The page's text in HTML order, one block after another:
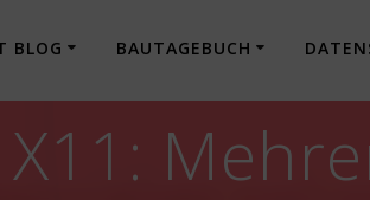
BLOG BAUTAGEBUCH